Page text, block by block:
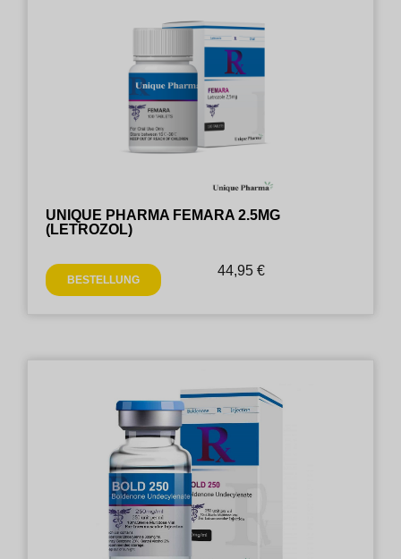
UNIQUE PHARMA FEMARA 2.5MG
(LETROZOL)
BESTELLUNG
44,95 €